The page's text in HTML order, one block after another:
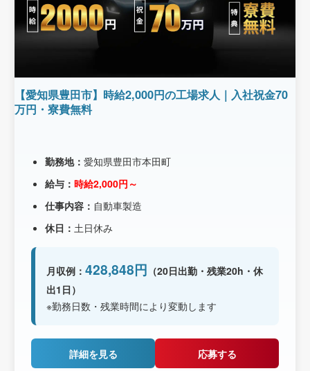
【愛知県豊田市】時給2,000円の工場求人｜入社祝金70
万円・寮費無料
勤務地： 愛知県豊田市本田町
給与： 時給2,000円～
仕事内容： 自動車製造
休日： 土日休み
月収例： 428,848円 （20日出勤・残業20h・休
出1日）
※勤務日数・残業時間により変動します
詳細を見る 応募する